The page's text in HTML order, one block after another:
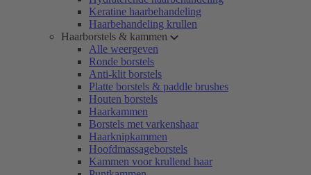
Keratine haarbehandeling
Haarbehandeling krullen
Haarborstels & kammen
Alle weergeven
Ronde borstels
Anti-klit borstels
Platte borstels & paddle brushes
Houten borstels
Haarkammen
Borstels met varkenshaar
Haarknipkammen
Hoofdmassageborstels
Kammen voor krullend haar